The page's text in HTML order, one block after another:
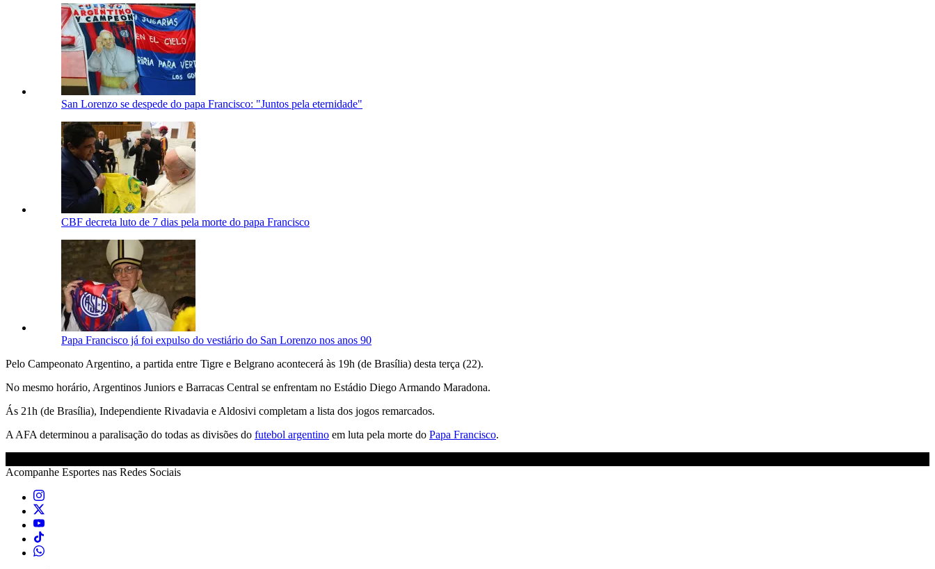
San Lorenzo se despede do papa Francisco: "Juntos pela eternidade"
CBF decreta luto de 7 dias pela morte do papa Francisco
Papa Francisco já foi expulso do vestiário do San Lorenzo nos anos 90
Pelo Campeonato Argentino, a partida entre Tigre e Belgrano acontecerá às 19h (de Brasília) desta terça (22).
No mesmo horário, Argentinos Juniors e Barracas Central se enfrentam no Estádio Diego Armando Maradona.
Ás 21h (de Brasília), Independiente Rivadavia e Aldosivi completam a lista dos jogos remarcados.
A AFA determinou a paralisação do todas as divisões do futebol argentino em luta pela morte do Papa Francisco.
Acompanhe Esportes nas Redes Sociais